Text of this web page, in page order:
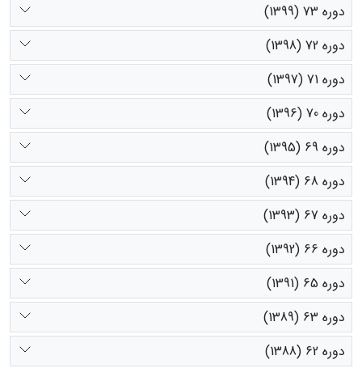
دوره 73 (1399)
دوره 72 (1398)
دوره 71 (1397)
دوره 70 (1396)
دوره 69 (1395)
دوره 68 (1394)
دوره 67 (1393)
دوره 66 (1392)
دوره 65 (1391)
دوره 63 (1389)
دوره 62 (1388)